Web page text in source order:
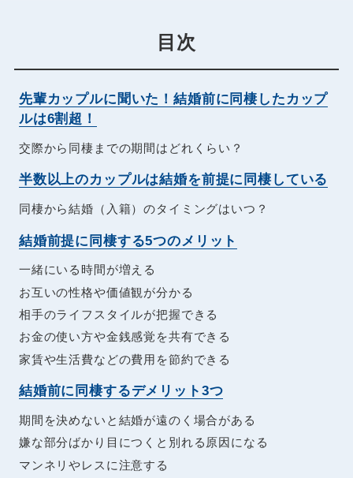
目次
先輩カップルに聞いた！結婚前に同棲したカップ
ルは6割超！
交際から同棲までの期間はどれくらい？
半数以上のカップルは結婚を前提に同棲している
同棲から結婚（入籍）のタイミングはいつ？
結婚前提に同棲する5つのメリット
一緒にいる時間が増える
お互いの性格や価値観が分かる
相手のライフスタイルが把握できる
お金の使い方や金銭感覚を共有できる
家賃や生活費などの費用を節約できる
結婚前に同棲するデメリット3つ
期間を決めないと結婚が遠のく場合がある
嫌な部分ばかり目につくと別れる原因になる
マンネリやレスに注意する